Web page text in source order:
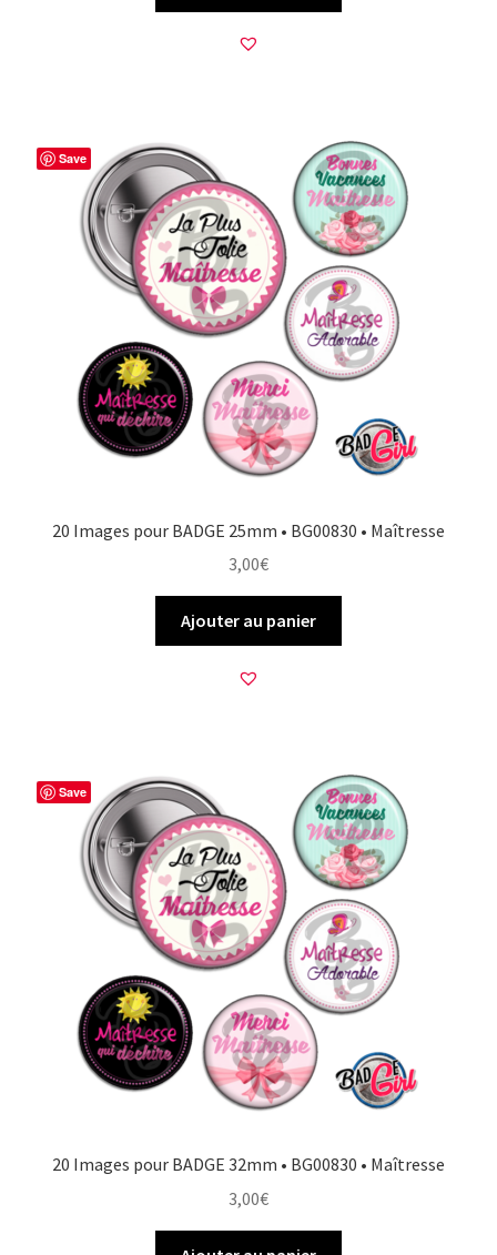
Save
20 Images pour BADGE 25mm • BG00830 • Maîtresse
3,00€
Ajouter au panier
Save
20 Images pour BADGE 32mm • BG00830 • Maîtresse
3,00€